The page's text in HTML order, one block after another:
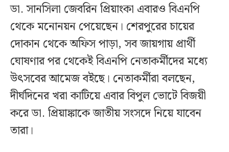
ডা. সানসিলা জেবরিন প্রিয়াংকা এবারও বিএনপি
থেকে মনোনয়ন পেয়েছেন। শেরপুরের চায়ের
দোকান থেকে অফিস পাড়া, সব জায়গায় প্রার্থী
ঘোষণার পর থেকেই বিএনপি নেতাকর্মীদের মধ্যে
উৎসবের আমেজ বইছে। নেতাকর্মীরা বলছেন,
দীর্ঘদিনের খরা কাটিয়ে এবার বিপুল ভোটে বিজয়ী
করে ডা. প্রিয়াঙ্কাকে জাতীয় সংসদে নিয়ে যাবেন
তারা।